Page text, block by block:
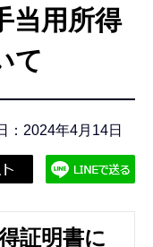
当用所得
て
：2024年4月14日
証明書に